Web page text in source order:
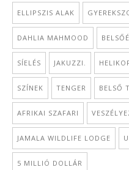
ELLIPSZIS ALAK
DAHLIA MAHMOOD
SÍELÉS JAKUZZI.
SZÍNEK TENGER BELSŐ
AFRIKAI SZAFARI
JAMALA WILDLIFE LODGE
5 MILLIÓ DOLLÁR